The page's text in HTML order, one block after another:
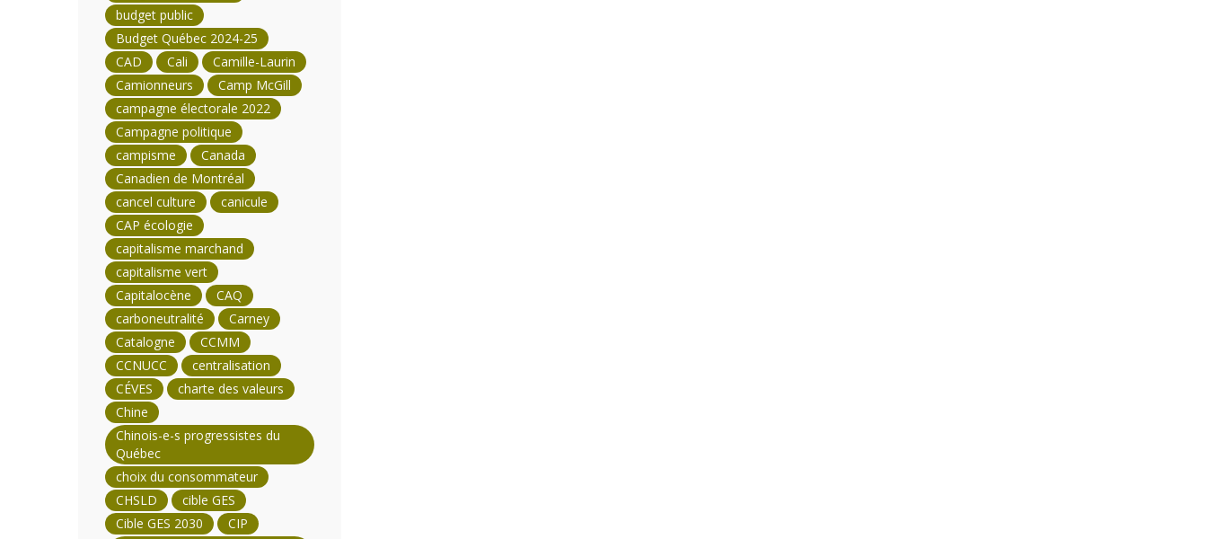
budget public
Budget Québec 2024-25
CAD
Cali
Camille-Laurin
Camionneurs
Camp McGill
campagne électorale 2022
Campagne politique
campisme
Canada
Canadien de Montréal
cancel culture
canicule
CAP écologie
capitalisme marchand
capitalisme vert
Capitalocène
CAQ
carboneutralité
Carney
Catalogne
CCMM
CCNUCC
centralisation
CÉVES
charte des valeurs
Chine
Chinois-e-s progressistes du
Québec
choix du consommateur
CHSLD
cible GES
Cible GES 2030
CIP